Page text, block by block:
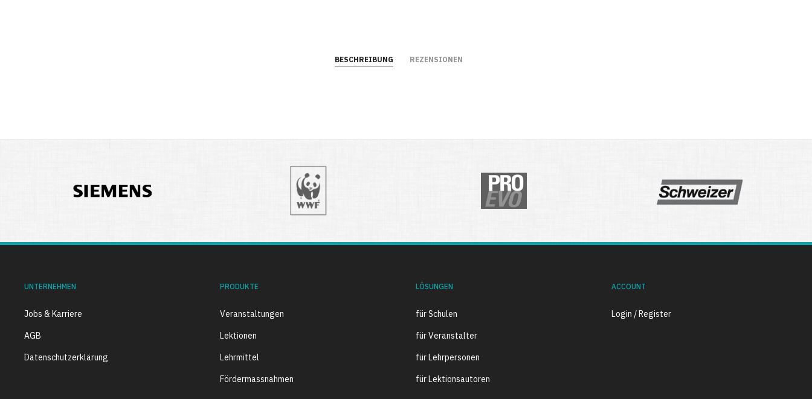
BESCHREIBUNG REZENSIONEN
UNTERNEHMEN
Jobs & Karriere
AGB
Datenschutzerklärung
PRODUKTE
Veranstaltungen
Lektionen
Lehrmittel
Fördermassnahmen
LÖSUNGEN
für Schulen
für Veranstalter
für Lehrpersonen
für Lektionsautoren
ACCOUNT
Login / Register